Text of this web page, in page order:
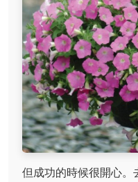
但成功的時候很開心